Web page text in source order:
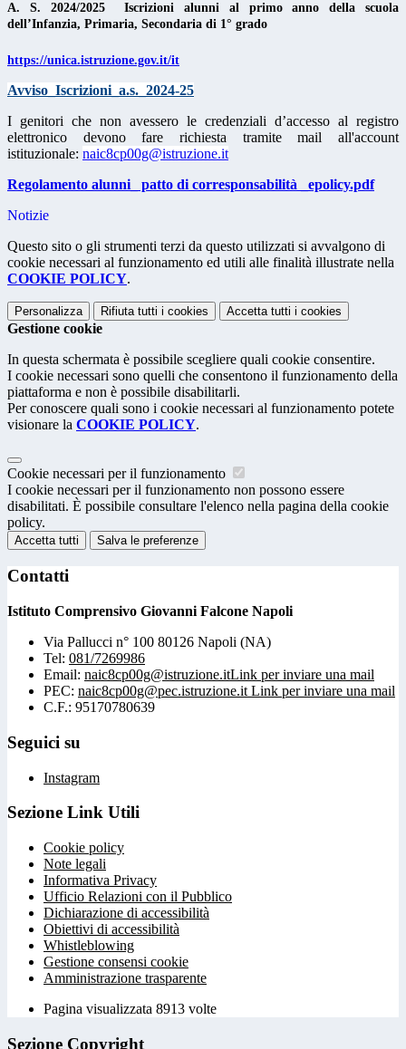
A. S. 2024/2025Iscrizioni alunni al primo anno della scuola
dell’Infanzia, Primaria, Secondaria di 1° grado
https://unica.istruzione.gov.it/it
Avviso_Iscrizioni_a.s._2024-25
I genitori che non avessero le credenziali d’accesso al registro
elettronico devono fare richiesta tramite mail all'account
istituzionale: naic8cp00g@istruzione.it
Regolamento alunni_ patto di corresponsabilità _epolicy.pdf
Notizie
Questo sito o gli strumenti terzi da questo utilizzati si avvalgono di
cookie necessari al funzionamento ed utili alle finalità illustrate nella
COOKIE POLICY.
Personalizza Rifiuta tutti i cookies Accetta tutti i cookies
Gestione cookie
In questa schermata è possibile scegliere quali cookie consentire.
I cookie necessari sono quelli che consentono il funzionamento della
piattaforma e non è possibile disabilitarli.
Per conoscere quali sono i cookie necessari al funzionamento potete
visionare la COOKIE POLICY.
Cookie necessari per il funzionamento
I cookie necessari per il funzionamento non possono essere
disabilitati. È possibile consultare l'elenco nella pagina della cookie
policy.
Accetta tutti Salva le preferenze
Contatti
Istituto Comprensivo Giovanni Falcone Napoli
Via Pallucci n° 100 80126 Napoli (NA)
Tel: 081/7269986
Email: naic8cp00g@istruzione.itLink per inviare una mail
PEC: naic8cp00g@pec.istruzione.it Link per inviare una mail
C.F.: 95170780639
Seguici su
Instagram
Sezione Link Utili
Cookie policy
Note legali
Informativa Privacy
Ufficio Relazioni con il Pubblico
Dichiarazione di accessibilità
Obiettivi di accessibilità
Whistleblowing
Gestione consensi cookie
Amministrazione trasparente
Pagina visualizzata 8913 volte
Sezione Copyright